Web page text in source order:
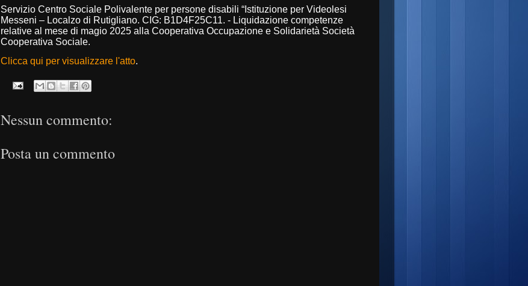
Servizio Centro Sociale Polivalente per persone disabili “Istituzione per Videolesi
Messeni – Localzo di Rutigliano. CIG: B1D4F25C11. - Liquidazione competenze
relative al mese di magio 2025 alla Cooperativa Occupazione e Solidarietà Società
Cooperativa Sociale.
Clicca qui per visualizzare l'atto.
Nessun commento:
Posta un commento